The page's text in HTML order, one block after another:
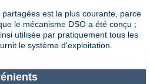
est la plus courante, parce
le mécanisme DSO a été conçu ;
utilisée par pratiquement tous les
le système d'exploitation.